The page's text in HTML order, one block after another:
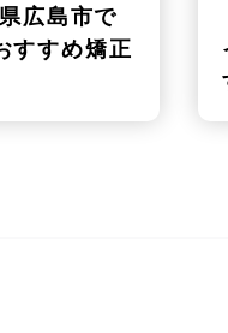
広島市で
すすめ矯正